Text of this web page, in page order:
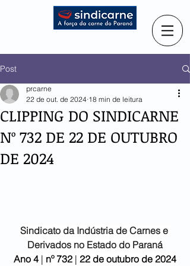
Post
CLIPPING DO SINDICARNE
Nº 732 DE 22 DE OUTUBRO
DE 2024
prcarne
22 de out. de 2024 18 min de leitura
Sindicato da Indústria de Carnes e
Derivados no Estado do Paraná
Ano 4 | nº 732 | 22 de outubro de 2024